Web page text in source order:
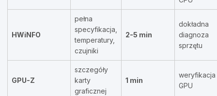
HWiNFO
pełna
specyfikacja,
temperatury,
czujniki
2-5 min
dokładna
diagnoza
sprzętu
GPU-Z
szczegóły
karty
graficznej
1 min
weryfikacja
GPU